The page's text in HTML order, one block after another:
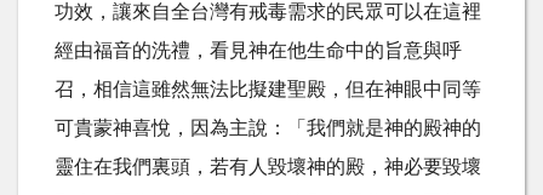
功效，讓來自全台灣有戒毒需求的民眾可以在這裡
經由福音的洗禮，看見神在他生命中的旨意與呼
召，相信這雖然無法比擬建聖殿，但在神眼中同等
可貴蒙神喜悅，因為主說：「我們就是神的殿神的
靈住在我們裏頭，若有人毀壞神的殿，神必要毀壞